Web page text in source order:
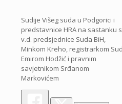
Sudije Višeg suda u Podgorici i
predstavnice HRA na sastanku
v.d. predsjednice Suda BiH,
Minkom Kreho, registrarkom
Emirom Hodžić i pravnim
savjetnikom Srđanom
Markovićem